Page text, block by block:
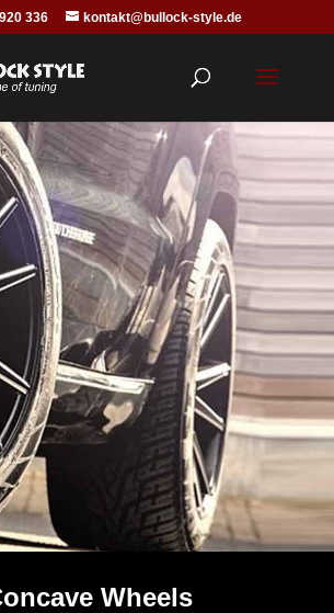
336 kontakt@bullock-style.de
Wheels